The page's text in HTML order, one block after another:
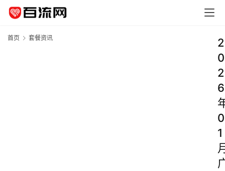
首页 套餐资讯
2
0
2
6
0
1